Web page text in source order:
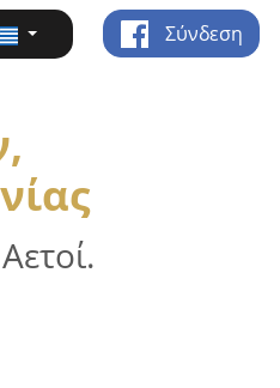
Σύνδεση